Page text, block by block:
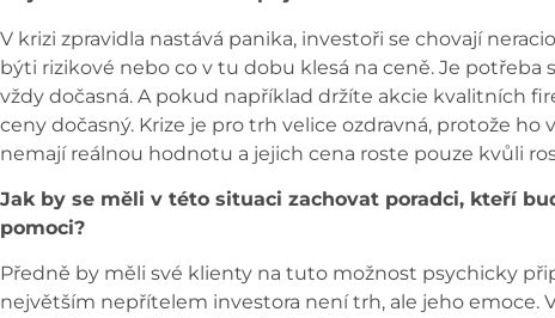
V krizi zpravidla nastává panika, investoři se chovají
býti rizikové nebo co v tu dobu klesá na ceně. Je potřeba
vždy dočasná. A pokud například držíte akcie kvalitních
ceny dočasný. Krize je pro trh velice ozdravná, protože ho
nemají reálnou hodnotu a jejich cena roste pouze kvůli
Jak by se měli v této situaci zachovat poradci, kteří
pomoci?
Předně by měli své klienty na tuto možnost psychicky
největším nepřítelem investora není trh, ale jeho emoce.